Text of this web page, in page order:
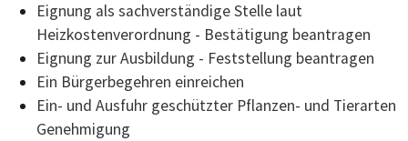
Eignung als sachverständige Stelle laut
Heizkostenverordnung - Bestätigung beantragen
Eignung zur Ausbildung - Feststellung beantragen
Ein Bürgerbegehren einreichen
Ein- und Ausfuhr geschützter Pflanzen- und Tierarten
Genehmigung